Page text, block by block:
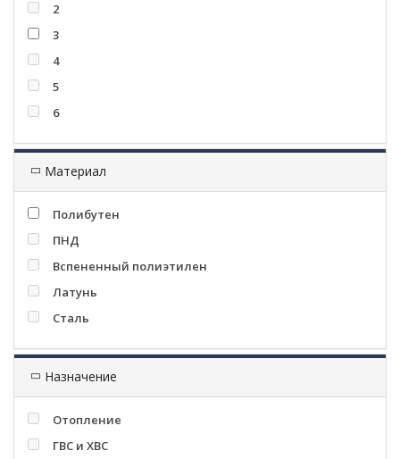
2
3
4
5
6
Материал
Полибутен
ПНД
Вспененный полиэтилен
Латунь
Сталь
Назначение
Отопление
ГВС и ХВС